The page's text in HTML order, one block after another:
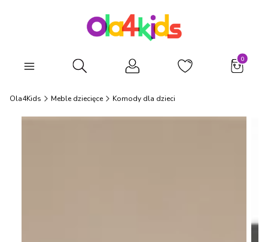
Otwórz wyszukiwarkę
Ola4Kids Meble dziecięce Komody dla dzieci